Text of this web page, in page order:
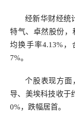
经新华财经统
特气、卓然股份，
均换手率4.13%，
7%。
个股表现方面
导、美埃科技收于
0%，跌幅居首。